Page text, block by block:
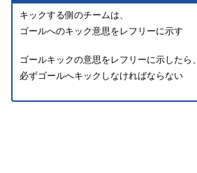
キックする側のチームは、
ゴールへのキック意思をレフリーに示す
ゴールキックの意思をレフリーに示したら、
必ずゴールへキックしなければならない